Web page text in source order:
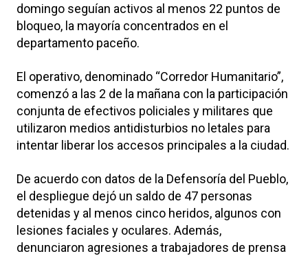
domingo seguían activos al menos 22 puntos de
bloqueo, la mayoría concentrados en el
departamento paceño.
El operativo, denominado “Corredor Humanitario”,
comenzó a las 2 de la mañana con la participación
conjunta de efectivos policiales y militares que
utilizaron medios antidisturbios no letales para
intentar liberar los accesos principales a la ciudad.
De acuerdo con datos de la Defensoría del Pueblo,
el despliegue dejó un saldo de 47 personas
detenidas y al menos cinco heridos, algunos con
lesiones faciales y oculares. Además,
denunciaron agresiones a trabajadores de prensa